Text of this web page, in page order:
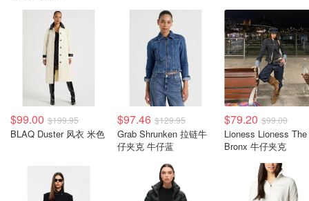
$99.00 $199.95
BLAQ Duster 风衣 米色
$97.46 $129.95
Grab Shrunken 拉链牛
仔夹克 牛仔蓝
$79.20 $99.00
Lioness Lioness The
Bronx 牛仔夹克